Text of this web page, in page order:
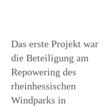
Das erste Projekt war
die Beteiligung am
Repowering des
rheinhessischen
Windparks in